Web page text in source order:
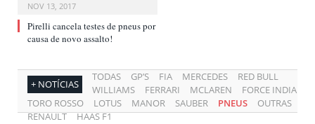
NOV 13, 2017
Pirelli cancela testes de pneus por
causa de novo assalto!
+ NOTÍCIAS
TODAS GP’S FIA MERCEDES
RED BULL
WILLIAMS
FERRARI MCLAREN
FORCE INDIA
TORO ROSSO
LOTUS MANOR SAUBER PNEUS
OUTRAS
RENAULT
HAAS F1